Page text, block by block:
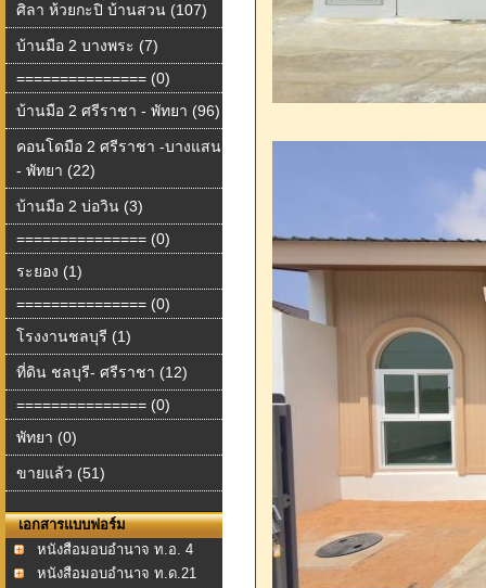
ศิลา ห้วยกะปิ บ้านสวน (107)
บ้านมือ 2 บางพระ (7)
=============== (0)
บ้านมือ 2 ศรีราชา - พัทยา (96)
คอนโดมือ 2 ศรีราชา -บางแสน
- พัทยา (22)
บ้านมือ 2 บ่อวิน (3)
=============== (0)
ระยอง (1)
=============== (0)
โรงงานชลบุรี (1)
ที่ดิน ชลบุรี- ศรีราชา (12)
=============== (0)
พัทยา (0)
ขายแล้ว (51)
เอกสารแบบฟอร์ม
หนังสือมอบอำนาจ ท.อ. 4
หนังสือมอบอำนาจ ท.ด.21